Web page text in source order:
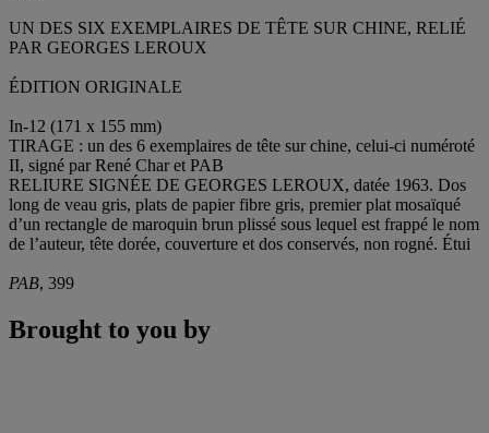
UN DES SIX EXEMPLAIRES DE TÊTE SUR CHINE, RELIÉ
PAR GEORGES LEROUX
ÉDITION ORIGINALE
In-12 (171 x 155 mm)
TIRAGE : un des 6 exemplaires de tête sur chine, celui-ci numéroté
II, signé par René Char et PAB
RELIURE SIGNÉE DE GEORGES LEROUX, datée 1963. Dos
long de veau gris, plats de papier fibre gris, premier plat mosaïqué
d’un rectangle de maroquin brun plissé sous lequel est frappé le nom
de l’auteur, tête dorée, couverture et dos conservés, non rogné. Étui
PAB, 399
Brought to you by